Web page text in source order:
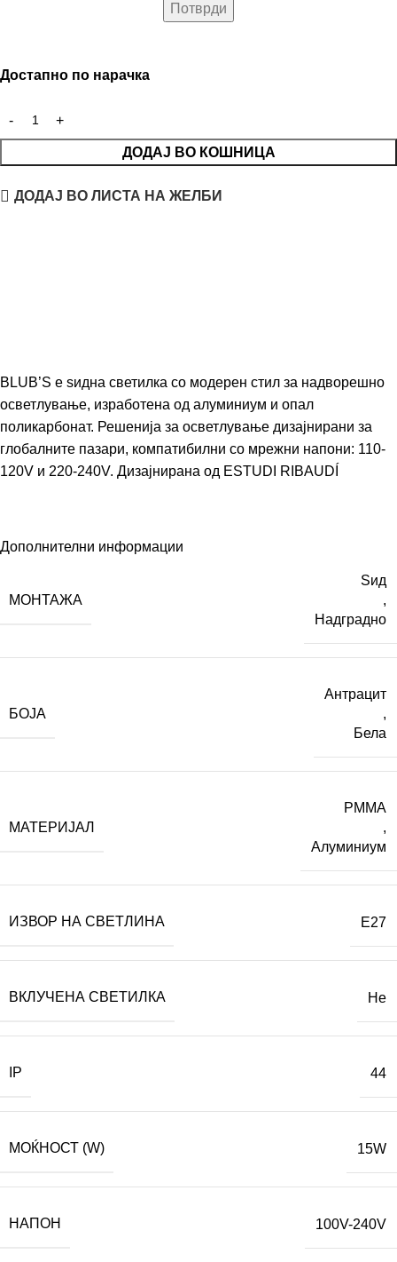
Достапно по нарачка
ДОДАЈ ВО КОШНИЦА
ДОДАЈ ВО ЛИСТА НА ЖЕЛБИ
BLUB’S е ѕидна светилка со модерен стил за надворешно
осветлување, изработена од алуминиум и опал
поликарбонат. Решенија за осветлување дизајнирани за
глобалните пазари, компатибилни со мрежни напони: 110-
120V и 220-240V. Дизајнирана од ESTUDI RIBAUDÍ
Дополнителни информации
МОНТАЖА
Ѕид
,
Надградно
БОЈА
Антрацит
,
Бела
МАТЕРИЈАЛ
PMMA
,
Алуминиум
ИЗВОР НА СВЕТЛИНА E27
ВКЛУЧЕНА СВЕТИЛКА Не
IP 44
МОЌНОСТ (W) 15W
НАПОН 100V-240V